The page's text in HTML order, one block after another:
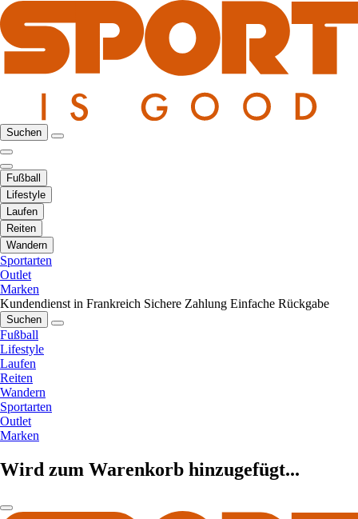
Suchen
Fußball
Lifestyle
Laufen
Reiten
Wandern
Sportarten
Outlet
Marken
Kundendienst in Frankreich Sichere Zahlung Einfache Rückgabe
Suchen
Fußball
Lifestyle
Laufen
Reiten
Wandern
Sportarten
Outlet
Marken
Wird zum Warenkorb hinzugefügt...